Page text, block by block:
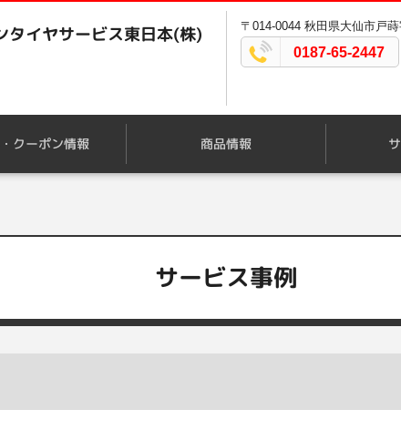
タイヤサービス東日本(株) 〒014-0044 秋田県大仙市戸
0187-65-2447
クーポン情報 商品情報
サービス事例